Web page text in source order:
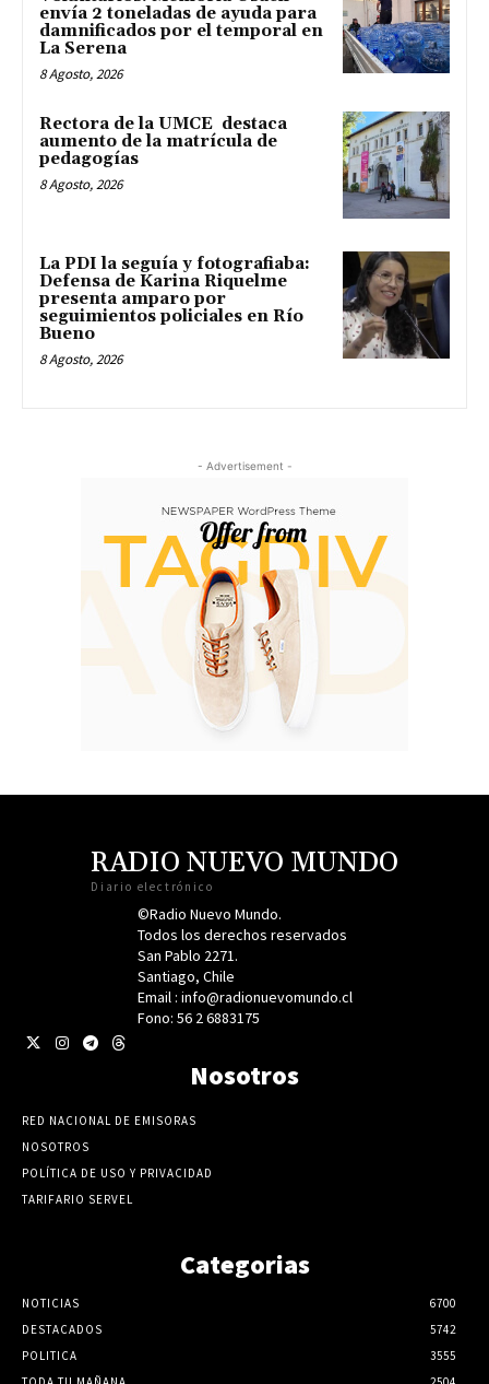
envía 2 toneladas de ayuda para
damnificados por el temporal en
La Serena
8 Agosto, 2026
Rectora de la UMCE destaca
aumento de la matrícula de
pedagogías
8 Agosto, 2026
La PDI la seguía y fotografiaba:
Defensa de Karina Riquelme
presenta amparo por
seguimientos policiales en Río
Bueno
8 Agosto, 2026
- Advertisement -
RADIO NUEVO MUNDO
Diario electrónico
©Radio Nuevo Mundo.
Todos los derechos reservados
San Pablo 2271.
Santiago, Chile
Email : info@radionuevomundo.cl
Fono: 56 2 6883175
Nosotros
RED NACIONAL DE EMISORAS
NOSOTROS
POLÍTICA DE USO Y PRIVACIDAD
TARIFARIO SERVEL
Categorias
NOTICIAS
6700
DESTACADOS
5742
POLITICA
3555